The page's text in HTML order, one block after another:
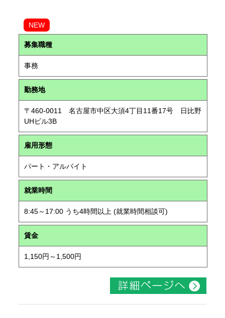
NEW
募集職種
事務
勤務地
〒460-0011 名古屋市中区大須4丁目11番17号 日比野
UHビル3B
雇用形態
パート・アルバイト
就業時間
8:45～17:00 うち4時間以上 (就業時間相談可)
賃金
1,150円～1,500円